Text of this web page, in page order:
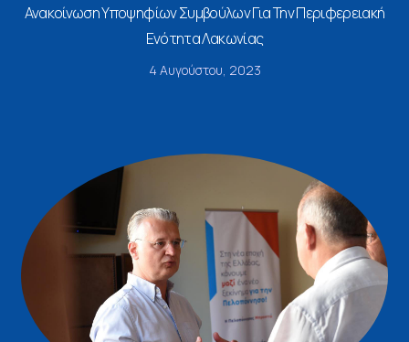
Ανακοίνωση Υποψηφίων Συμβούλων Για Την Περιφερειακή
Ενότητα Λακωνίας
4 Αυγούστου, 2023